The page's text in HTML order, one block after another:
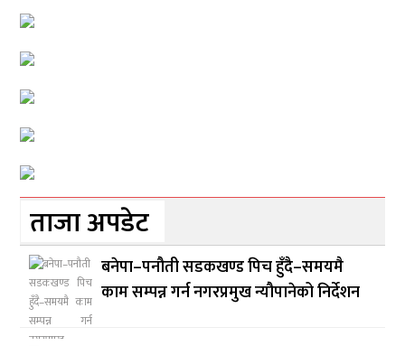
ताजा अपडेट
बनेपा–पनौती सडकखण्ड पिच हुँदै–समयमै
काम सम्पन्न गर्न नगरप्रमुख न्यौपानेको निर्देशन